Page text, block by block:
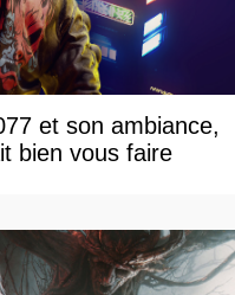
et son ambiance,
bien vous faire